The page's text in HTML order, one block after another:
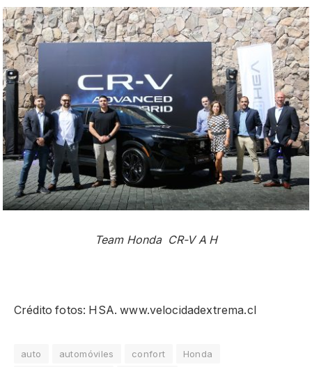
Team Honda CR-V A H
Crédito fotos: HSA. www.velocidadextrema.cl
auto automóviles confort
Honda